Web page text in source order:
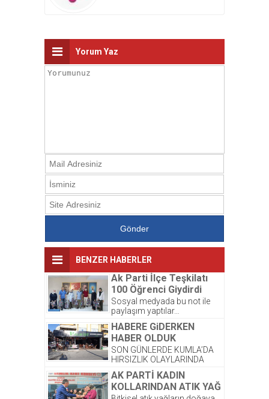
Yorum Yaz
BENZER HABERLER
Ak Parti İlçe Teşkilatı
100 Öğrenci Giydirdi
Sosyal medyada bu not ile
paylaşım yaptılar…
çok yakıştı. ☺️ Bayram
sonrası,...
HABERE GiDERKEN
HABER OLDUK
SON GÜNLERDE KUMLA’DA
HIRSIZLIK OLAYLARINDA
ARTIŞ OLDUĞU GÖZLENDİ.
ŞİRKETİMİZ PALMİYE
DONDURMALARI’ NA AIT
AK PARTİ KADIN
KOLLARINDAN ATIK YAĞ